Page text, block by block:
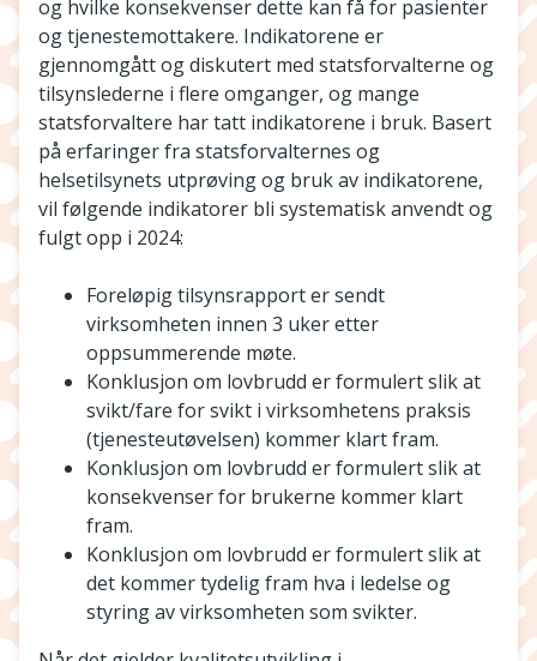
og hvilke konsekvenser dette kan få for pasienter
og tjenestemottakere. Indikatorene er
gjennomgått og diskutert med statsforvalterne og
tilsynslederne i flere omganger, og mange
statsforvaltere har tatt indikatorene i bruk. Basert
på erfaringer fra statsforvalternes og
helsetilsynets utprøving og bruk av indikatorene,
vil følgende indikatorer bli systematisk anvendt og
fulgt opp i 2024:
Foreløpig tilsynsrapport er sendt
virksomheten innen 3 uker etter
oppsummerende møte.
Konklusjon om lovbrudd er formulert slik at
svikt/fare for svikt i virksomhetens praksis
(tjenesteutøvelsen) kommer klart fram.
Konklusjon om lovbrudd er formulert slik at
konsekvenser for brukerne kommer klart
fram.
Konklusjon om lovbrudd er formulert slik at
det kommer tydelig fram hva i ledelse og
styring av virksomheten som svikter.